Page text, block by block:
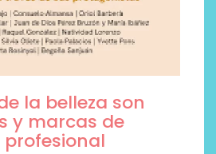
la belleza son
y marcas de